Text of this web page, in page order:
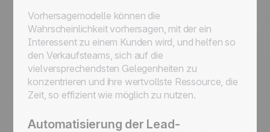
Vorhersagemodelle können die
Wahrscheinlichkeit vorhersagen, mit der ein
Interessent zu einem Kunden wird, und helfen so
den Verkaufsteams, sich auf die
vielversprechendsten Gelegenheiten zu
konzentrieren und ihre wertvollste Ressource, die
Zeit, so effizient wie möglich zu nutzen.
Automatisierung der Lead-